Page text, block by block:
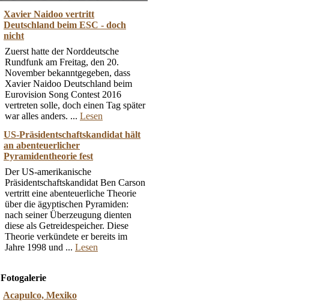
Xavier Naidoo vertritt
Deutschland beim ESC - doch
nicht
Zuerst hatte der Norddeutsche
Rundfunk am Freitag, den 20.
November bekanntgegeben, dass
Xavier Naidoo Deutschland beim
Eurovision Song Contest 2016
vertreten solle, doch einen Tag später
war alles anders. ... Lesen
US-Präsidentschaftskandidat hält
an abenteuerlicher
Pyramidentheorie fest
Der US-amerikanische
Präsidentschaftskandidat Ben Carson
vertritt eine abenteuerliche Theorie
über die ägyptischen Pyramiden:
nach seiner Überzeugung dienten
diese als Getreidespeicher. Diese
Theorie verkündete er bereits im
Jahre 1998 und ... Lesen
Fotogalerie
Acapulco, Mexiko